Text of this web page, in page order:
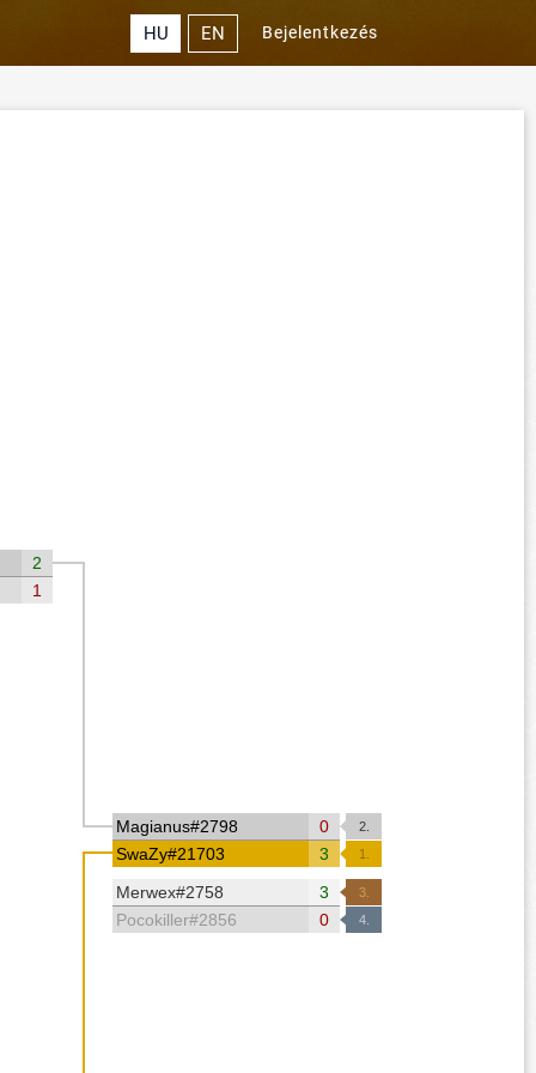
Bejelentkezés
HU EN
2
1
Magianus#2798 0 2.
SwaZy#21703 3 1.
Merwex#2758 3 3.
Pocokiller#2856 0 4.